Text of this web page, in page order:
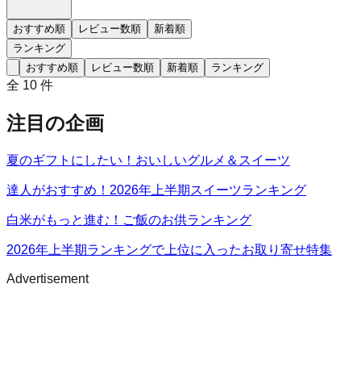
おすすめ順 レビュー数順
新着順
ランキング
おすすめ順
レビュー数順 新着順 ランキング
全 10 件
注目の企画
夏のギフトにしたい！おいしいグルメ＆スイーツ
達人がおすすめ！2026年上半期スイーツランキング
白米がもっと進む！ご飯のお供ランキング
2026年上半期ランキングで上位に入ったお取り寄せ特集
Advertisement